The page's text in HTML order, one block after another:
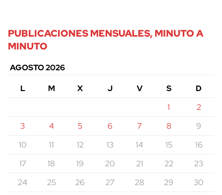
PUBLICACIONES MENSUALES, MINUTO A
MINUTO
AGOSTO 2026
L
M X J V S
D
1
2
3
4 5 6 7 8
9
10
11 12 13 14 15
16
17
18 19 20 21 22
23
24
25 26 27 28 29
30